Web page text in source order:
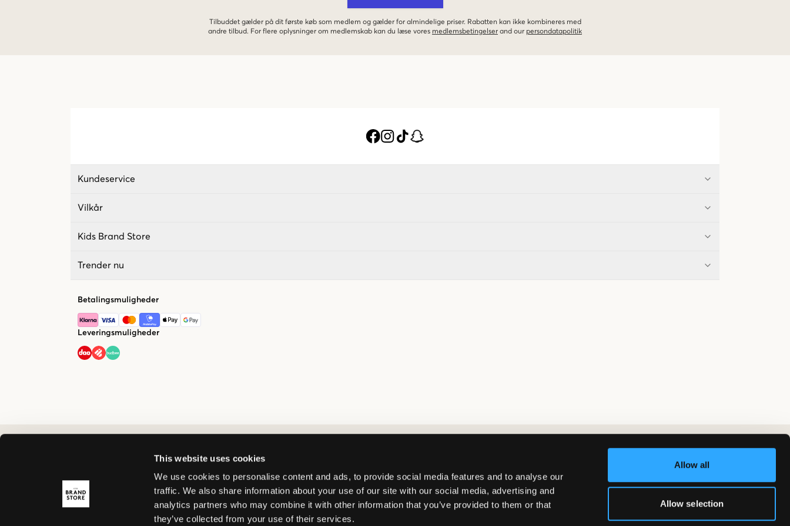
This website uses cookies
We use cookies to personalise content and ads, to provide social media features and to analyse our
traffic. We also share information about your use of our site with our social media, advertising and
analytics partners who may combine it with other information that you’ve provided to them or that
they’ve collected from your use of their services.
Allow all
Allow selection
Tilbuddet gælder på dit første køb som medlem og gælder for almindelige priser. Rabatten kan ikke kombineres med
andre tilbud. For flere oplysninger om medlemskab kan du læse vores medlemsbetingelser and our persondatapolitik
Kundeservice
Vilkår
Kids Brand Store
Trender nu
Betalingsmuligheder
Leveringsmuligheder